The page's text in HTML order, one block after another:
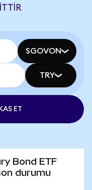
SGOVON
TRY
ET
Bond ETF
durumu